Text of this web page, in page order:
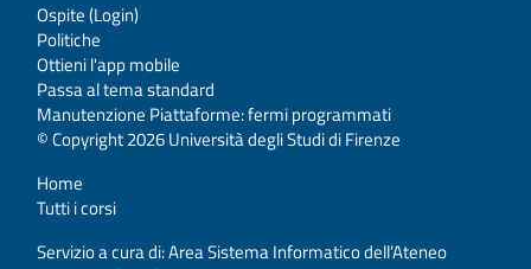
Ospite (Login)
Politiche
Ottieni l'app mobile
Passa al tema standard
Manutenzione Piattaforme: fermi programmati
© Copyright 2026 Università degli Studi di Firenze
Home
Tutti i corsi
Servizio a cura di: Area Sistema Informatico dell’Ateneo